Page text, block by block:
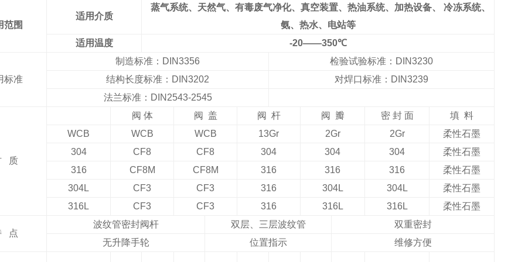
范围
适用介质
蒸气系统、天然气、有毒废气净化、真空装置、热油系统、加热设备、 冷冻系统、
氨、热水、电站等
适用温度
-20——350℃
标准
制造标准：DIN3356
检验试验标准：DIN3230
结构长度标准：DIN3202
对焊口标准：DIN3239
法兰标准：DIN2543-2545
质
阀 体 阀 盖 阀 杆 阀 瓣 密 封 面
填 料
WCB
WCB WCB 13Gr 2Gr 2Gr
柔性石墨
304
CF8 CF8 304 304 304
柔性石墨
316
CF8M CF8M 316 316 316
柔性石墨
304L
CF3 CF3 316 304L 304L
柔性石墨
316L
CF3 CF3 316 316L 316L 柔性石墨
点
波纹管密封阀杆 双层、三层波纹管
双重密封
无升降手轮
位置指示 维修方便